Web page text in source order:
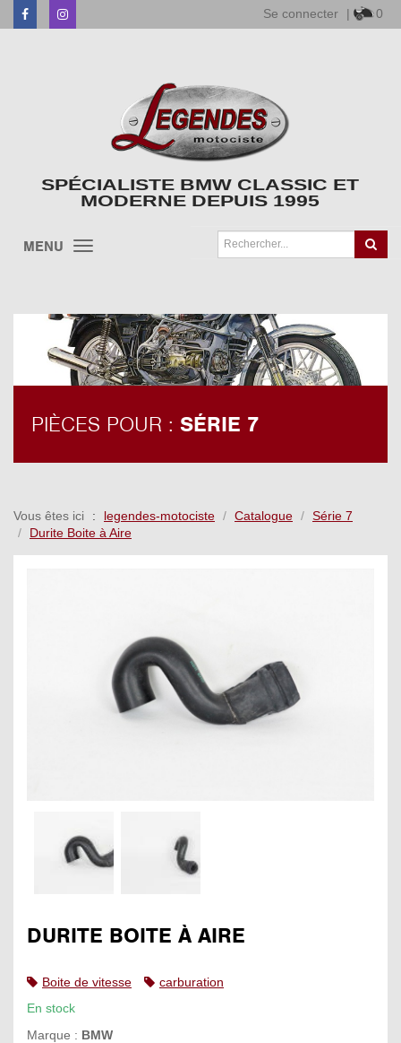
FacebookInstagram Se connecter | 0
SPÉCIALISTE BMW CLASSIC ET
MODERNE DEPUIS 1995
MENU
PIÈCES POUR : SÉRIE 7
Vous êtes ici legendes-motociste Catalogue
Série 7
Durite Boite à Aire
DURITE BOITE À AIRE
Boite de vitesse
carburation
En stock
Marque : BMW